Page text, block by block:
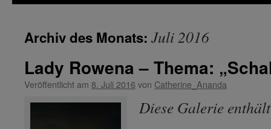
Archiv des Monats: Juli 2016
Lady Rowena – Thema:
Veröffentlicht am 8. Juli 2016 von Catherine_Ananda
Diese Galerie